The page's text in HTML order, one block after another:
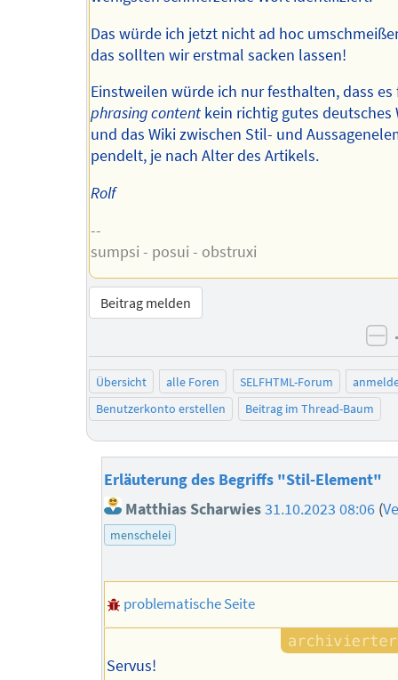
Das würde ich jetzt nicht ad hoc
das sollten wir erstmal sacken lassen!
Einstweilen würde ich nur festhalten, dass es
phrasing content kein richtig gutes deutsches
und das Wiki zwischen Stil- und
pendelt, je nach Alter des Artikels.
Rolf
--
sumpsi - posui - obstruxi
Beitrag melden
Übersicht alle Foren SELFHTML-Forum
Benutzerkonto erstellen
Beitrag im Thread-Baum
Erläuterung des Begriffs "Stil-Element"
Matthias Scharwies31.10.2023 08:06 (
menschelei
problematische Seite
Servus!